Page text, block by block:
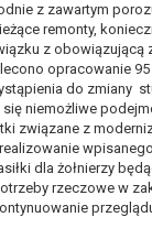
z zawartym
remonty,
z
opracowanie
do zmiany
się niemożliwe
związane z
dla żołnierzy
rzeczowe w